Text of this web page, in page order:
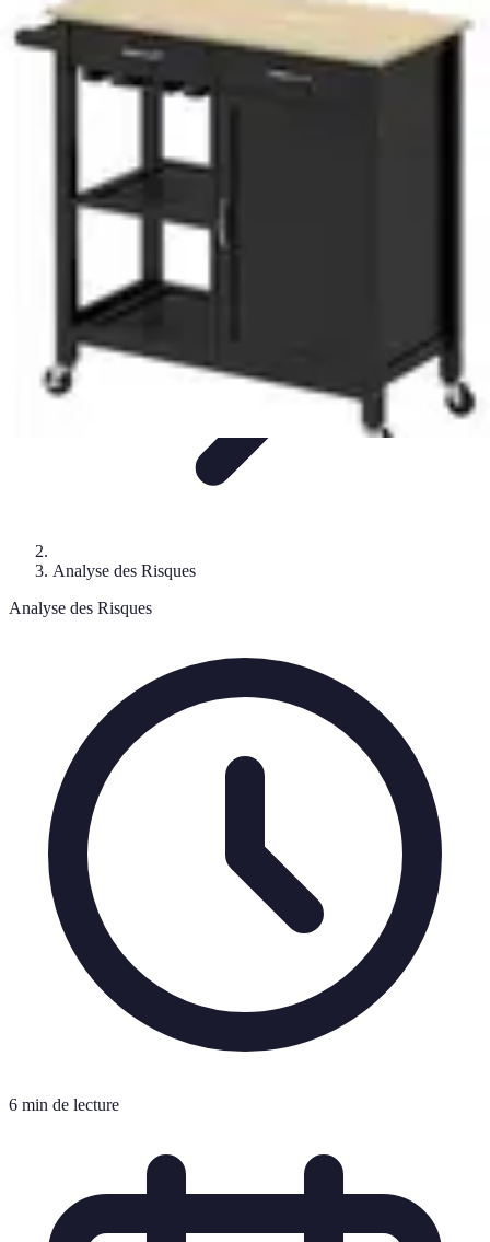
Opportunités Financières
Investissement
Stratégies d'Investissement
Opportunités
Revenus Passifs Épargne
Analyse des Risques
Analyse des Risques
6 min de lecture